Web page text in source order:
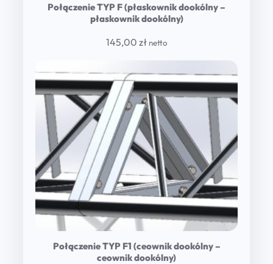
Połączenie TYP F (płaskownik dookólny –
płaskownik dookólny)
145,00 zł netto
Połączenie TYP F1 (ceownik dookólny –
ceownik dookólny)